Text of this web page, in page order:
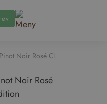
Black Tower Pinot Noir Rosé Club Edition